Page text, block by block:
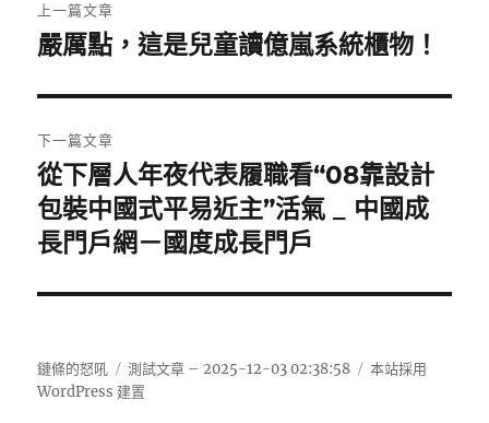
章
覽
上一篇文章
上
篇
文
章:
嚴厲點，這是兒童讀億嵐系統櫃物！
下一篇文章
下
一
篇
章:
從下層人年夜代表履職看“08靠設計
包裝中國式平易近主”活氣 _ 中國成
長門戶網－國度成長門戶
鏈條的怒吼 測試文章 – 2025-12-03 02:38:58
本站採用
WordPress 建置